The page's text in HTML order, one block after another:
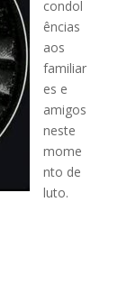
condol
ências
aos
familiar
es e
amigos
neste
mome
nto de
luto.